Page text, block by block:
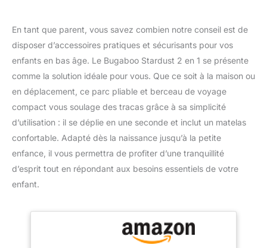
En tant que parent, vous savez combien notre conseil est de
disposer d’accessoires pratiques et sécurisants pour vos
enfants en bas âge. Le Bugaboo Stardust 2 en 1 se présente
comme la solution idéale pour vous. Que ce soit à la maison ou
en déplacement, ce parc pliable et berceau de voyage
compact vous soulage des tracas grâce à sa simplicité
d’utilisation : il se déplie en une seconde et inclut un matelas
confortable. Adapté dès la naissance jusqu’à la petite
enfance, il vous permettra de profiter d’une tranquillité
d’esprit tout en répondant aux besoins essentiels de votre
enfant.